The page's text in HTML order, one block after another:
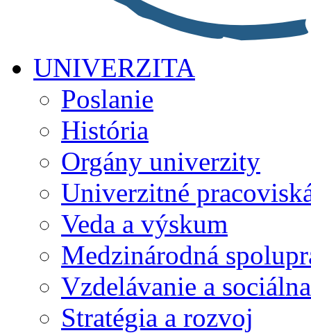
UNIVERZITA
Poslanie
História
Orgány univerzity
Univerzitné
Veda a výskum
Medzinárodná
Vzdelávanie a
Stratégia a rozvoj